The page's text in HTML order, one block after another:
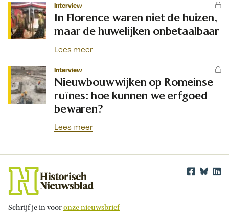
Interview
In Florence waren niet de huizen,
maar de huwelijken onbetaalbaar
Lees meer
Interview
Nieuwbouwwijken op Romeinse
ruïnes: hoe kunnen we erfgoed
bewaren?
Lees meer
Schrijf je in vooronze nieuwsbrief